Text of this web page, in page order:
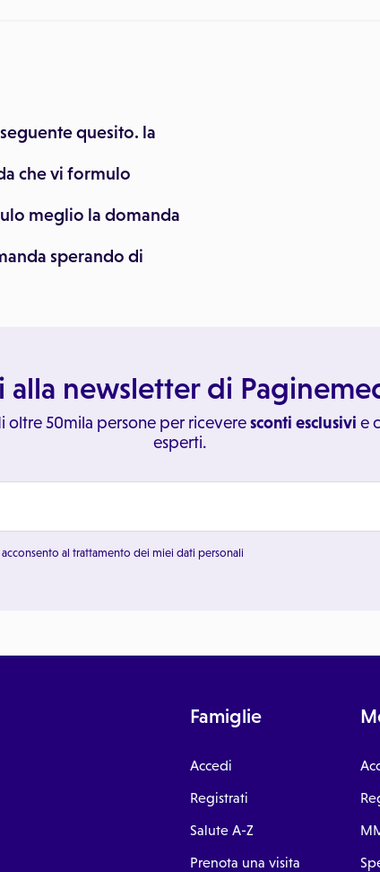
quesito. la
che vi formulo
meglio la domanda
sperando di
alla newsletter di
oltre 50mila persone per riceveresconti esclusivi e
esperti.
acconsento al trattamento dei miei dati personali
Famiglie
Accedi
Registrati
Salute A-Z
Prenota una visita